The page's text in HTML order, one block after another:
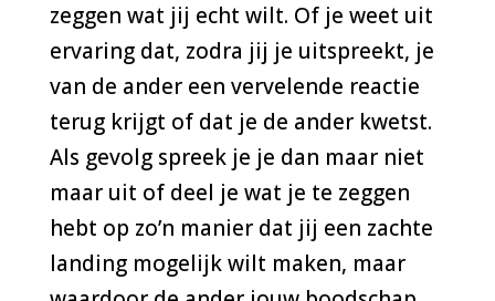
zeggen wat jij echt wilt. Of je weet uit
ervaring dat, zodra jij je uitspreekt, je
van de ander een vervelende reactie
terug krijgt of dat je de ander kwetst.
Als gevolg spreek je je dan maar niet
maar uit of deel je wat je te zeggen
hebt op zo’n manier dat jij een zachte
landing mogelijk wilt maken, maar